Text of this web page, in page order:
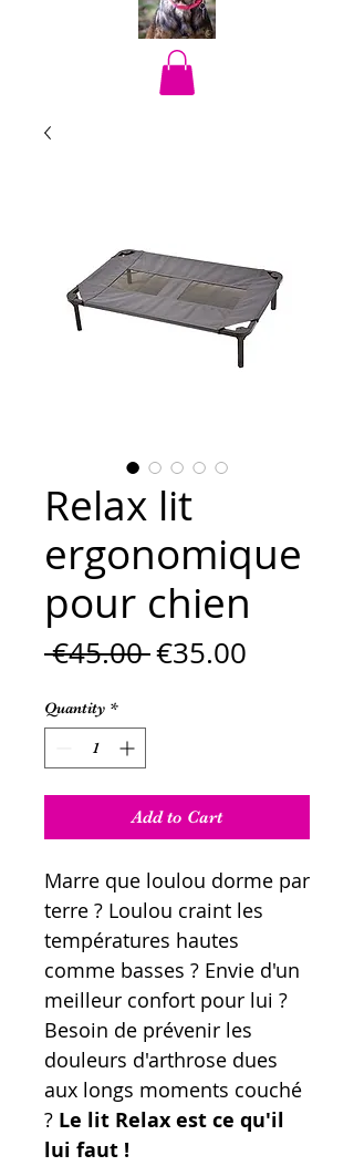
Relax lit
ergonomique
pour chien
€45.00 Regular
€35.00
Quantity *
Add to Cart
Marre que loulou dorme par
terre ? Loulou craint les
températures hautes
comme basses ? Envie d'un
meilleur confort pour lui ?
Besoin de prévenir les
douleurs d'arthrose dues
aux longs moments couché
? Le lit Relax est ce qu'il
lui faut !